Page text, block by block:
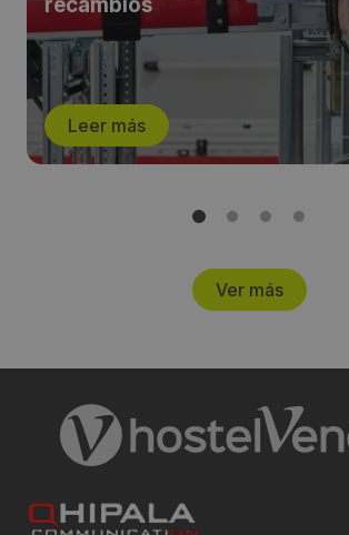
Leer más
Ver más